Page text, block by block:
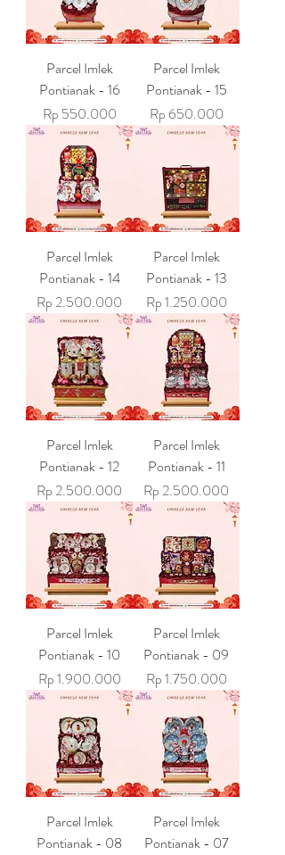
Parcel Imlek
Pontianak - 16
Harga
Rp 550.000
Parcel Imlek
Pontianak - 15
Harga
Rp 650.000
Parcel Imlek
Pontianak - 14
Harga
Rp 2.500.000
Parcel Imlek
Pontianak - 13
Harga
Rp 1.250.000
Parcel Imlek
Pontianak - 12
Harga
Rp 2.500.000
Parcel Imlek
Pontianak - 11
Harga
Rp 2.500.000
Parcel Imlek
Pontianak - 10
Harga
Rp 1.900.000
Parcel Imlek
Pontianak - 09
Harga
Rp 1.750.000
Parcel Imlek
Pontianak - 08
Parcel Imlek
Pontianak - 07